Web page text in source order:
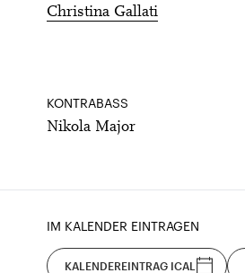
Christina Gallati
KONTRABASS
Nikola Major
IM KALENDER EINTRAGEN
KALENDEREINTRAG ICAL